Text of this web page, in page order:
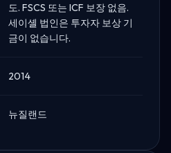
도. FSCS 또는 ICF 보장 없음.
세이셸 법인은 투자자 보상 기
금이 없습니다.
2014
뉴질랜드